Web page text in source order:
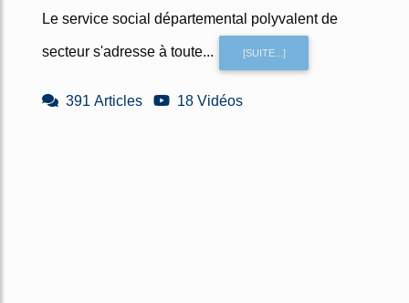
Le service social départemental polyvalent de
secteur s'adresse à toute... [SUITE...]
391 Articles 18 Vidéos